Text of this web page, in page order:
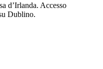
d’Irlanda. Accesso
Dublino.